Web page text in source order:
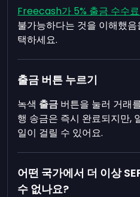
Freecash가 5% 출금 수수
불가능하다는 것을 이해했
택하세요.
출금 버튼 누르기
녹색 출금 버튼을 눌러 거래
행 송금은 즉시 완료되지만,
일이 걸릴 수 있어요.
어떤 국가에서 더 이상
수 없나요?